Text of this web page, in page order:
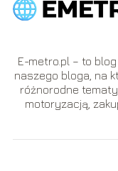
E-metro.pl – to
naszego bloga, na
różnorodne
motoryzacją,